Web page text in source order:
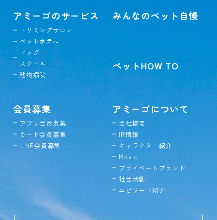
アミーゴのサービス
トリミングサロン
ペットホテル
ドッグ
スクール
動物病院
みんなのペット自慢
ペットHOW TO
会員募集
アプリ会員募集
カード会員募集
LINE会員募集
アミーゴについて
会社概要
IR情報
キャラクター紹介
Movie
プライベートブランド
社会活動
エピソード紹介